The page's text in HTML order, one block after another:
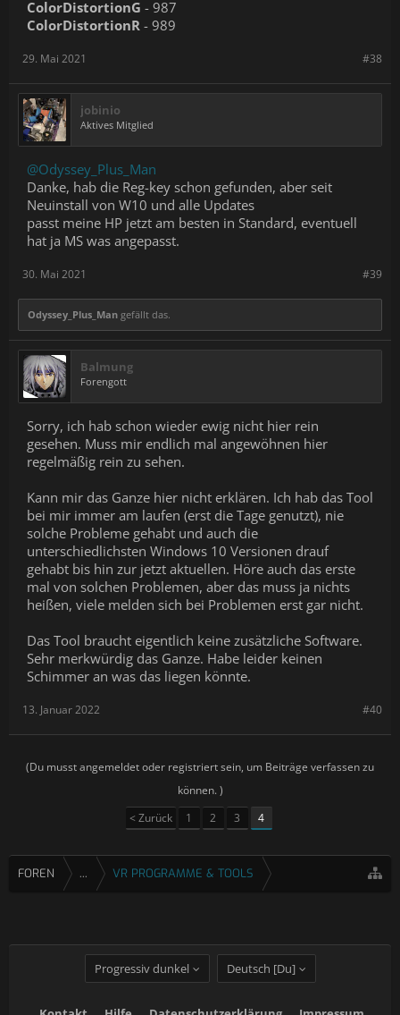
ColorDistortionG - 987
ColorDistortionR - 989
#38
29. Mai 2021
jobinio
Aktives Mitglied
@Odyssey_Plus_Man
Danke, hab die Reg-key schon gefunden, aber seit
Neuinstall von W10 und alle Updates
passt meine HP jetzt am besten in Standard, eventuell
hat ja MS was angepasst.
#39
30. Mai 2021
Odyssey_Plus_Man gefällt das.
Balmung
Forengott
Sorry, ich hab schon wieder ewig nicht hier rein
gesehen. Muss mir endlich mal angewöhnen hier
regelmäßig rein zu sehen.
Kann mir das Ganze hier nicht erklären. Ich hab das Tool
bei mir immer am laufen (erst die Tage genutzt), nie
solche Probleme gehabt und auch die
unterschiedlichsten Windows 10 Versionen drauf
gehabt bis hin zur jetzt aktuellen. Höre auch das erste
mal von solchen Problemen, aber das muss ja nichts
heißen, viele melden sich bei Problemen erst gar nicht.
Das Tool braucht eigentlich keine zusätzliche Software.
Sehr merkwürdig das Ganze. Habe leider keinen
Schimmer an was das liegen könnte.
#40
13. Januar 2022
(Du musst angemeldet oder registriert sein, um Beiträge verfassen zu
können. )
< Zurück
1 2 3 4
FOREN ... VR PROGRAMME & TOOLS
Progressiv dunkel Deutsch [Du]